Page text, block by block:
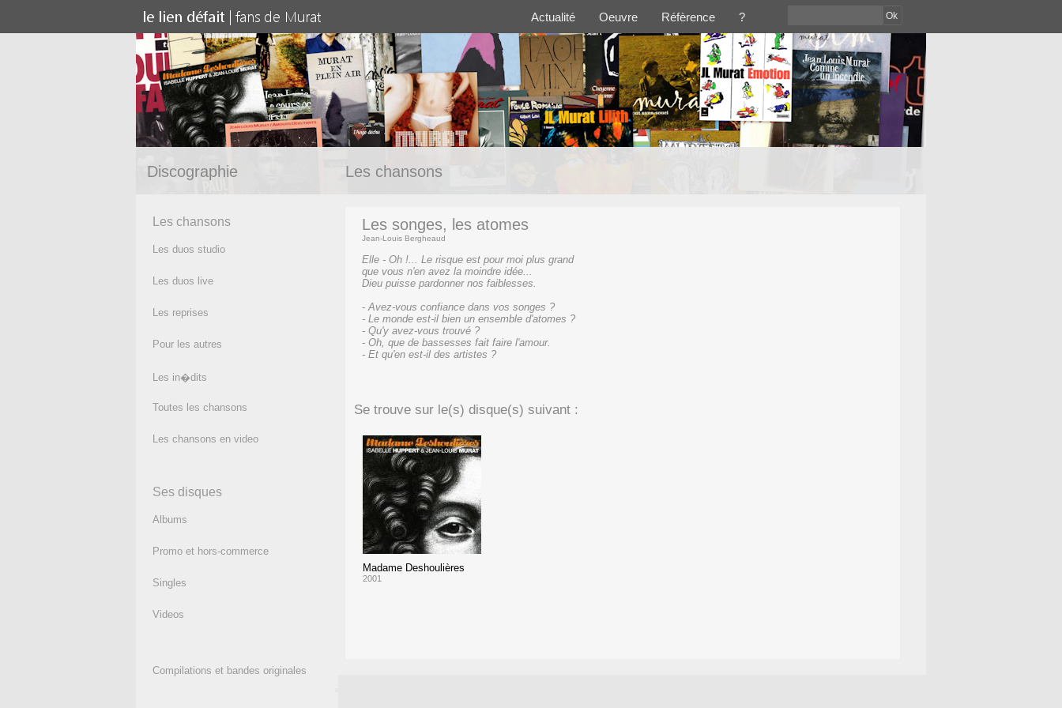
Discographie Les chansons
Les chansons
Les duos studio
Les duos live
Les reprises
Pour les autres
Les in�dits
Toutes les chansons
Les chansons en video
Ses disques
Albums
Promo et hors-commerce
Singles
Videos
Compilations et bandes originales
Les songes, les atomes
Jean-Louis Bergheaud
Elle - Oh !... Le risque est pour moi plus grand
que vous n'en avez la moindre idée...
Dieu puisse pardonner nos faiblesses.
- Avez-vous confiance dans vos songes ?
- Le monde est-il bien un ensemble d'atomes ?
- Qu'y avez-vous trouvé ?
- Oh, que de bassesses fait faire l'amour.
- Et qu'en est-il des artistes ?
Se trouve sur le(s) disque(s) suivant :
Madame Deshoulières
2001
Ok
Actualité Oeuvre Réfèrence ?